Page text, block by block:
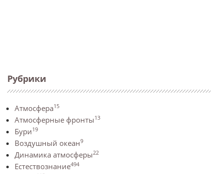
Рубрики
Атмосфера15
Атмосферные фронты13
Бури19
Воздушный океан9
Динамика атмосферы22
Естествознание494